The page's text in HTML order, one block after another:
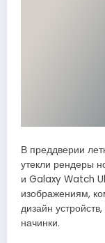
В преддверии
утекли рендеры
и Galaxy Watch
изображениям,
дизайн
начинки.